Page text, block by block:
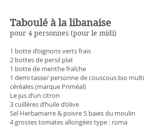
Taboulé à la libanaise
pour 4 personnes (pour le midi)
1 botte d’oignons verts frais
2 bottes de persil plat
1 botte de menthe fraîche
1 demi tasse/ personne de couscous bio multi
céréales (marque Priméal)
Le jus d’un citron
3 cuillères d’huile d’olive
Sel Herbamarre & poivre 5 baies du moulin
4 grosses tomates allongées type : roma